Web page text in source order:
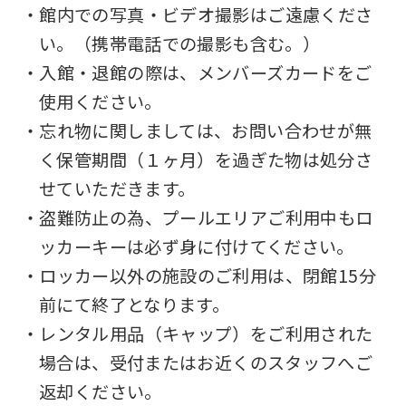
・館内での写真・ビデオ撮影はご遠慮くださ
い。（携帯電話での撮影も含む。）
・入館・退館の際は、メンバーズカードをご
使用ください。
・忘れ物に関しましては、お問い合わせが無
く保管期間（１ヶ月）を過ぎた物は処分さ
せていただきます。
・盗難防止の為、プールエリアご利用中もロ
ッカーキーは必ず身に付けてください。
・ロッカー以外の施設のご利用は、閉館15分
前にて終了となります。
・レンタル用品（キャップ）をご利用された
場合は、受付またはお近くのスタッフへご
返却ください。
For
foreigners
Central
Sports
website
is
automatically
translated
into
English.